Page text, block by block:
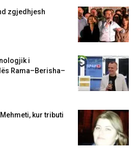
zgjedhjesh
i
Rama–Berisha–
kur tributi